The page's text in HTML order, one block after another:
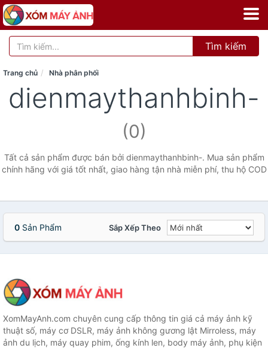
Tìm kiếm
Trang chủ Nhà phân phối
dienmaythanhbinh-
(0)
Tất cả sản phẩm được bán bởi dienmaythanhbinh-. Mua sản phẩm
chính hãng với giá tốt nhất, giao hàng tận nhà miễn phí, thu hộ COD
0 Sản Phẩm Sắp Xếp Theo
XomMayAnh.com chuyên cung cấp thông tin giá cả máy ảnh kỹ
thuật số, máy cơ DSLR, máy ảnh không gương lật Mirroless, máy
ảnh du lịch, máy quay phim, ống kính len, body máy ảnh, phụ kiện